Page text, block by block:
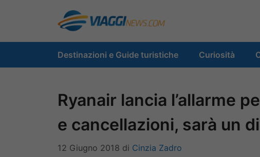
contenuto
Destinazioni e Guide turistiche Curiosità
Ryanair lancia l’allarme
e cancellazioni, sarà un
12 Giugno 2018 di Cinzia Zadro